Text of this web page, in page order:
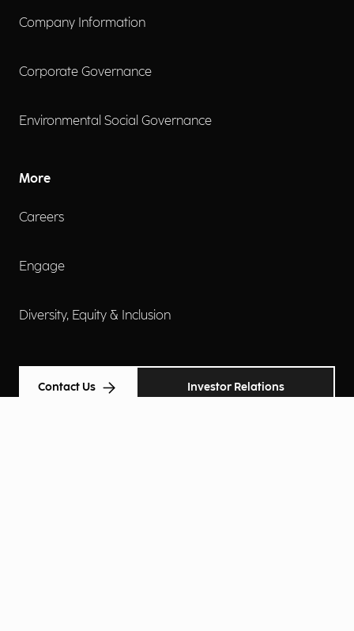
Company Information
Corporate Governance
Environmental Social Governance
More
Careers
Engage
Diversity, Equity & Inclusion
Contact Us Investor Relations